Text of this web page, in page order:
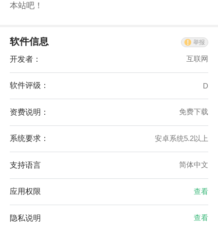
本站吧！
软件信息 举报
开发者： 互联网
软件评级： D
资费说明： 免费下载
系统要求： 安卓系统5.2以上
支持语言 简体中文
应用权限 查看
隐私说明 查看